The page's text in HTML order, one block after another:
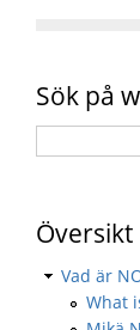
Sök på
Översikt
Vad är
What